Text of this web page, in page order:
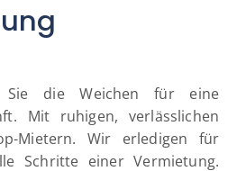
die Weichen für eine
Mit ruhigen, verlässlichen
Mietern. Wir erledigen für
Schritte einer Vermietung.